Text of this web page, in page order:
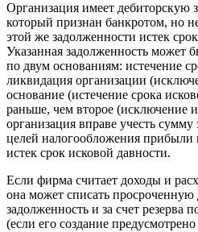
Организация имеет дебиторскую
который признан банкротом, но
этой же задолженности истек
Указанная задолженность может
по двум основаниям: истечение
ликвидация организации
основание (истечение срока
раньше, чем второе (исключение
организация вправе учесть
целей налогообложения прибыли
истек срок исковой давности.
Если фирма считает доходы и
она может списать просроченную
задолженность и за счет резерва
(если его создание